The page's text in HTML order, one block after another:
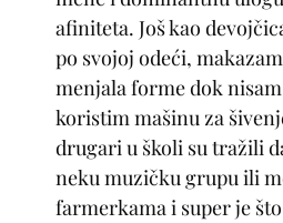
afiniteta. Još kao
po svojoj odeći,
menjala forme dok
koristim mašinu za
drugari u školi su tražili
neku muzičku grupu ili
farmerkama i super je